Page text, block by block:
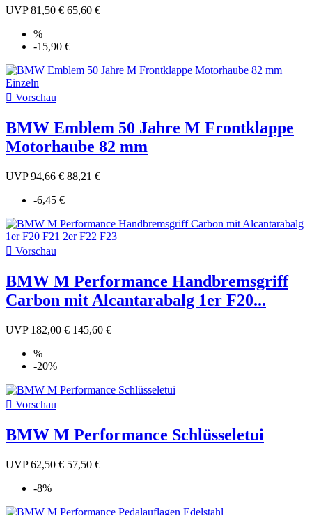
UVP 81,50 € 65,60 €
%
-15,90 €
 Vorschau
BMW Emblem 50 Jahre M Frontklappe
Motorhaube 82 mm
UVP 94,66 € 88,21 €
-6,45 €
 Vorschau
BMW M Performance Handbremsgriff
Carbon mit Alcantarabalg 1er F20...
UVP 182,00 € 145,60 €
%
-20%
 Vorschau
BMW M Performance Schlüsseletui
UVP 62,50 € 57,50 €
-8%